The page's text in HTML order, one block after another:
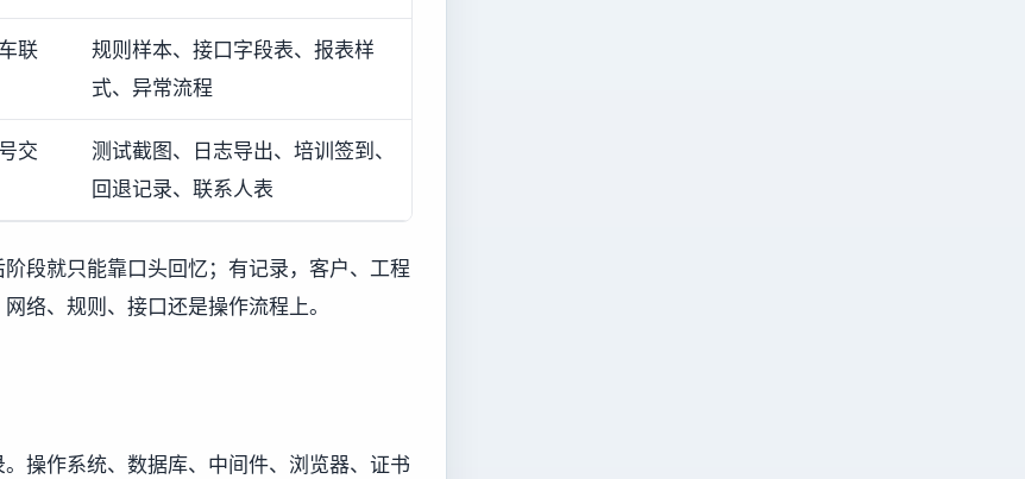
联
规则样本、接口字段表、报表样
式、异常流程
交
测试截图、日志导出、培训签到、
回退记录、联系人表
段就只能靠口头回忆；有记录，客户、工程
络、规则、接口还是操作流程上。
操作系统、数据库、中间件、浏览器、证书